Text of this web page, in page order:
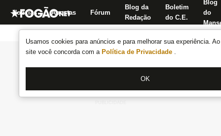
Usamos cookies para anúncios e para melhorar sua experiência.
site você concorda com a Política de Privacidade .
OK
Notícias Apostas Fórum
Blog da
Redação
Boletim
do C.E.
Blog
do